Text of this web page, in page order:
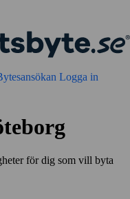
Logga in
för dig som vill byta